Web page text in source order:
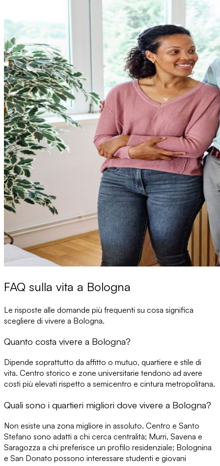
FAQ sulla vita a Bologna
Le risposte alle domande più frequenti su cosa significa
scegliere di vivere a Bologna.
Quanto costa vivere a Bologna?
Dipende soprattutto da affitto o mutuo, quartiere e stile di
vita. Centro storico e zone universitarie tendono ad avere
costi più elevati rispetto a semicentro e cintura metropolitana.
Quali sono i quartieri migliori dove vivere a Bologna?
Non esiste una zona migliore in assoluto. Centro e Santo
Stefano sono adatti a chi cerca centralità; Murri, Savena e
Saragozza a chi preferisce un profilo residenziale; Bolognina
e San Donato possono interessare studenti e giovani